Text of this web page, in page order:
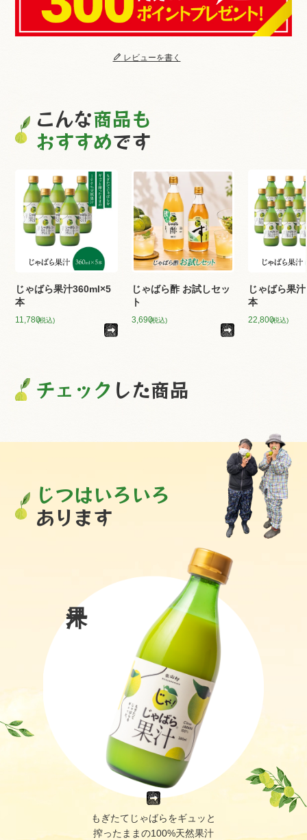
レビューを書く
こんな商品も
おすすめです
じゃばら果汁360ml×5
本
11,780(税込)
じゃばら酢 お試しセッ
ト
3,690(税込)
じゃばら果
本
22,800(税込)
チェック した商品
じつはいろいろ
あります
もぎたてじゃばらをギュッと
搾ったままの100%天然果汁